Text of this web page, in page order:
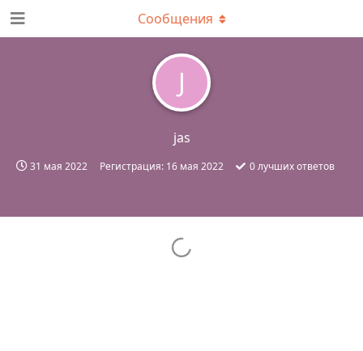
J
jas
31 мая 2022 Регистрация: 16 мая 2022 0лучших ответов
Сообщения